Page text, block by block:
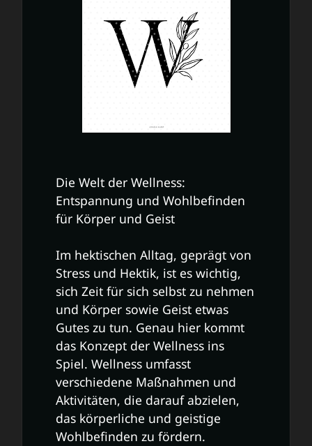
Die Welt der Wellness:
Entspannung und Wohlbefinden
für Körper und Geist
Im hektischen Alltag, geprägt von
Stress und Hektik, ist es wichtig,
sich Zeit für sich selbst zu nehmen
und Körper sowie Geist etwas
Gutes zu tun. Genau hier kommt
das Konzept der Wellness ins
Spiel. Wellness umfasst
verschiedene Maßnahmen und
Aktivitäten, die darauf abzielen,
das körperliche und geistige
Wohlbefinden zu fördern.